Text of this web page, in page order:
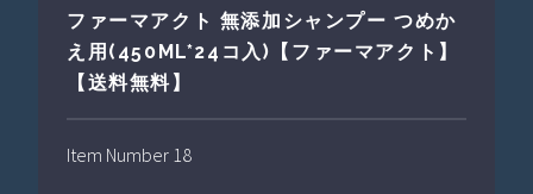
ファーマアクト 無添加シャンプー つめか
え用(450ML*24コ入)【ファーマアクト】
【送料無料】
Item Number 18